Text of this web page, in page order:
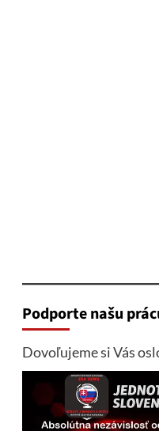
Podporte našu
Dovoľujeme si Vás